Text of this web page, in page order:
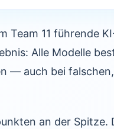
11 führende
Alle Modelle
— auch bei
an der Spitze.